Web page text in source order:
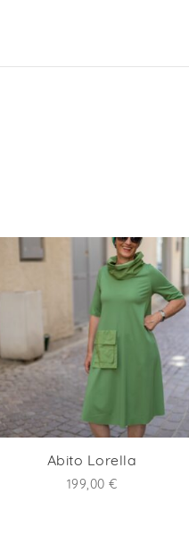
Abito Lorella
199,00€